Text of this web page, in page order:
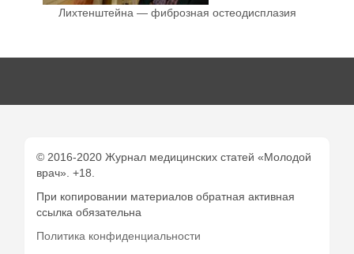
Лихтенштейна — фиброзная остеодисплазия
© 2016-2020 Журнал медицинских статей «Молодой
врач». +18.
При копировании материалов обратная активная
ссылка обязательна
Политика конфиденциальности